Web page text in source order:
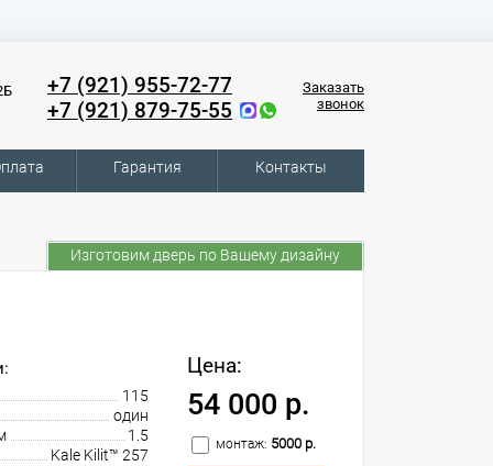
+7 (921) 955-72-77
+7 (921) 879-75-55
Заказать
звонок
Гарантия Контакты
Изготовим дверь по Вашему дизайну
115
один
1.5
Kale Kilit™ 257
Цена:
54 000 р.
монтаж: 5000 р.